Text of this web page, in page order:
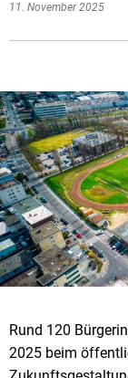
11. November 2025
Rund 120
2025 beim